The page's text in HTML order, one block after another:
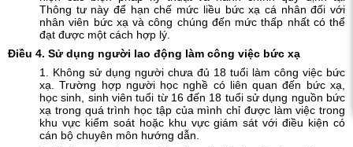
Thông tư này để hạn chế mức liều bức xạ cá nhân đối với
nhân viên bức xạ và công chúng đến mức thấp nhất có thể
đạt được một cách hợp lý.
Điều 4. Sử dụng người lao động làm công việc bức xạ
1. Không sử dụng người chưa đủ 18 tuổi làm công việc bức
xạ. Trường hợp người học nghề có liên quan đến bức xạ,
học sinh, sinh viên tuổi từ 16 đến 18 tuổi sử dụng nguồn bức
xạ trong quá trình học tập của mình chỉ được làm việc trong
khu vực kiểm soát hoặc khu vực giám sát với điều kiện có
cán bộ chuyên môn hướng dẫn.